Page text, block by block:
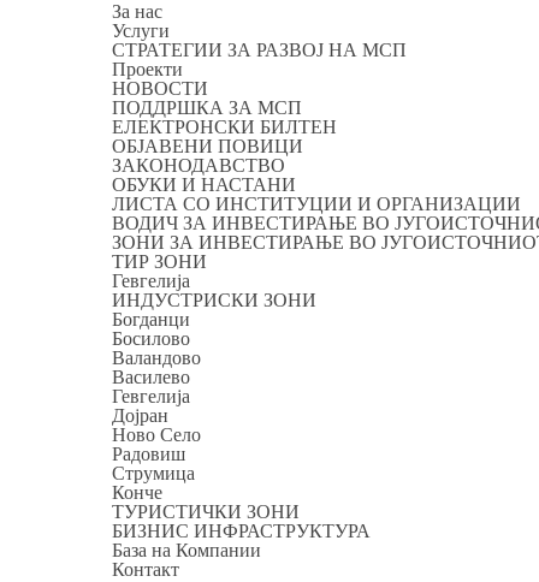
За нас
Услуги
СТРАТЕГИИ ЗА РАЗВОЈ НА МСП
Проекти
НОВОСТИ
ПОДДРШКА ЗА МСП
ЕЛЕКТРОНСКИ БИЛТЕН
ОБЈАВЕНИ ПОВИЦИ
ЗАКОНОДАВСТВО
ОБУКИ И НАСТАНИ
ЛИСТА СО ИНСТИТУЦИИ И ОРГАНИЗАЦИИ
ВОДИЧ ЗА ИНВЕСТИРАЊЕ ВО
ЗОНИ ЗА ИНВЕСТИРАЊЕ ВО
ТИР ЗОНИ
Гевгелија
ИНДУСТРИСКИ ЗОНИ
Богданци
Босилово
Валандово
Василево
Гевгелија
Дојран
Ново Село
Радовиш
Струмица
Конче
ТУРИСТИЧКИ ЗОНИ
БИЗНИС ИНФРАСТРУКТУРА
База на Компании
Контакт